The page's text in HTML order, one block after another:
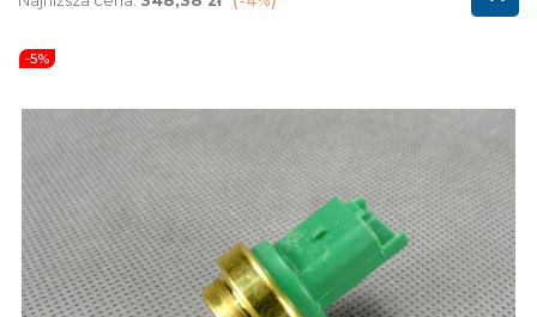
-5%